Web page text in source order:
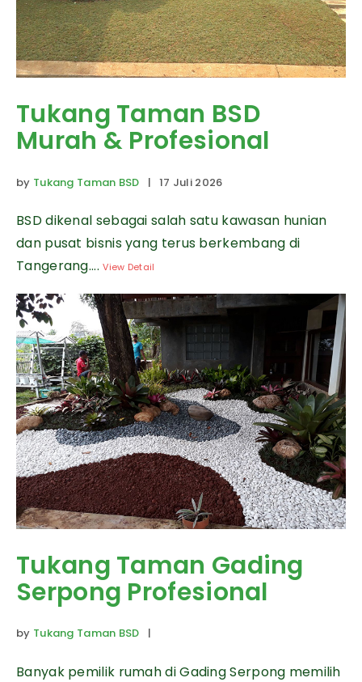
Tukang Taman BSD
Murah & Profesional
by Tukang Taman BSD | 17 Juli 2026
BSD dikenal sebagai salah satu kawasan hunian
dan pusat bisnis yang terus berkembang di
Tangerang....View Detail
Tukang Taman Gading
Serpong Profesional
by Tukang Taman BSD |
Banyak pemilik rumah di Gading Serpong memilih